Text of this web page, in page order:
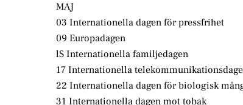
MAJ
03 Internationella dagen för pressfrihet
09 Europadagen
lS Internationella familjedagen
17 Internationella
22 Internationella dagen för biologisk
31 Internationella dagen mot tobak